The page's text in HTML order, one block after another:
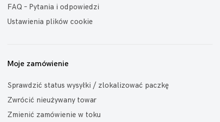
FAQ – Pytania i odpowiedzi
Ustawienia plików cookie
Moje zamówienie
Sprawdzić status wysyłki / zlokalizować paczkę
Zwrócić nieużywany towar
Zmienić zamówienie w toku